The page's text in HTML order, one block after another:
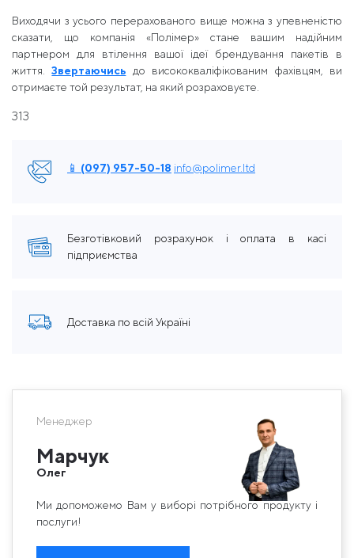
Виходячи з усього перерахованого вище можна з упевненістю
сказати, що компанія «Полімер» стане вашим надійним
партнером для втілення вашої ідеї брендування пакетів в
життя.Звертаючись до висококваліфікованим фахівцям, ви
отримаєте той результат, на який розраховуєте.
313
📱 (097) 957-50-18 info@polimer.ltd
Безготівковий розрахунок і оплата в касі
підприємства
Доставка по всій Україні
Менеджер
Марчук
Олег
Ми допоможемо Вам у виборі потрібного продукту і
послуги!